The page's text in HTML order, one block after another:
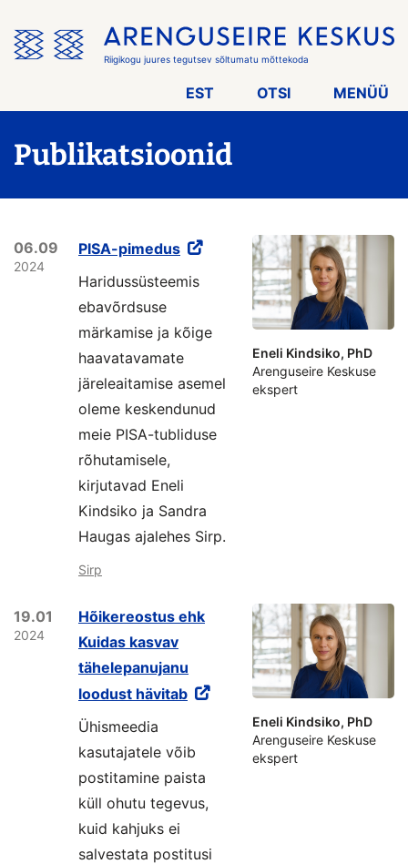
menüü
vahele
Riigikogu juures tegutsev sõltumatu mõttekoda
EST OTSI MENÜÜ
Publikatsioonid
06.09
2024
PISA-pimedus
Haridussüsteemis
ebavõrdsuse
märkamise ja kõige
haavatavamate
järeleaitamise asemel
oleme keskendunud
meie PISA-tubliduse
rõhutamisele,
kirjutavad Eneli
Kindsiko ja Sandra
Haugas ajalehes Sirp.
Sirp
Eneli Kindsiko, PhD
Arenguseire Keskuse
ekspert
19.01
2024
Hõikereostus ehk
Kuidas kasvav
tähelepanujanu
loodust hävitab
Ühismeedia
kasutajatele võib
postitamine paista
küll ohutu tegevus,
kuid kahjuks ei
salvestata postitusi
Eneli Kindsiko, PhD
Arenguseire Keskuse
ekspert